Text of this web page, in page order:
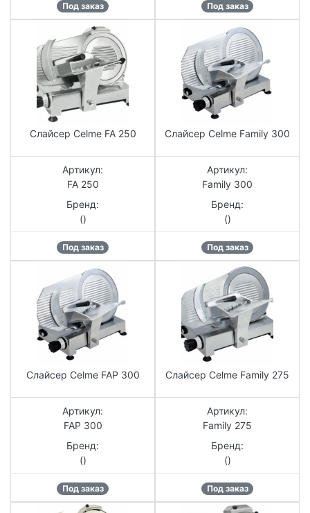
Под заказ Под заказ
Слайсер Celme FA 250
Артикул:
FA 250
Бренд:
()
Под заказ
Слайсер Celme Family 300
Артикул:
Family 300
Бренд:
()
Под заказ
Слайсер Celme FAP 300
Артикул:
FAP 300
Бренд:
()
Под заказ
Слайсер Celme Family 275
Артикул:
Family 275
Бренд:
()
Под заказ